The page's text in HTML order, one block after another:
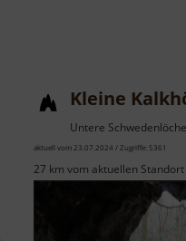
Kleine
Untere
aktuell vom 23.07.2024 / Zugriffe: 5361
27 km vom aktuellen Standort